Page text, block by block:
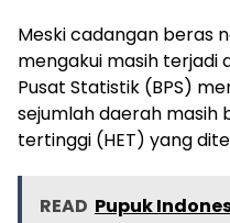
Meski cadangan beras
mengakui masih terjadi
Pusat Statistik (BPS)
sejumlah daerah masih
tertinggi (HET) yang
READ Pupuk